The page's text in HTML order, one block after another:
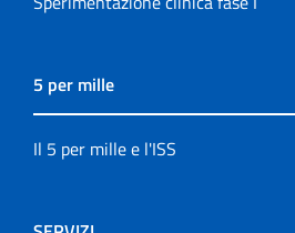
5 per mille
Il 5 per mille e l'ISS